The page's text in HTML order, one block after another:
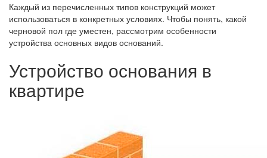
Каждый из перечисленных типов конструкций может
использоваться в конкретных условиях. Чтобы понять, какой
черновой пол где уместен, рассмотрим особенности
устройства основных видов оснований.
Устройство основания в
квартире